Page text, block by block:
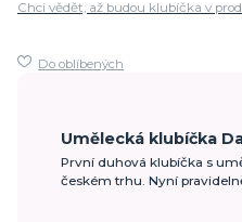
Chci vědět, až budou klubíčka v
Do oblíbených
Umělecká klubíčka
První duhová klubíčka s
českém trhu. Nyní